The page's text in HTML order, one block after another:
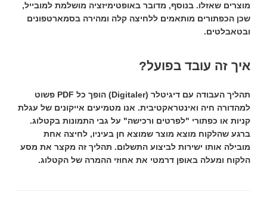
מוצרים שאזלו. בנוסף, מדובר באופטימיזציה מושלמת למובייל,
שכן הכפתורים מותאמים ללחיצה קלה ומהירה בסמארטפונים
ובטאבלטים.
איך זה עובד בפועל?
תהליך העבודה עם דיגיטלר (Digitaler)
הופך כל PDF פשוט
למהדורה חיה ואינטראקטיבית. אנו מטמיעים אייקונים של עגלת
קניות או כפתורי "לפרטים ורכישה" על גבי התמונות בקטלוג.
ברגע שהלקוח מוצא מוצר שמוצא חן בעיניו, לחיצה אחת
מובילה אותו ישירות לביצוע התשלום. תהליך זה מקצר את מסע
הלקוח ומעלה באופן דרמטי את אחוזי ההמרה של הקטלוג.